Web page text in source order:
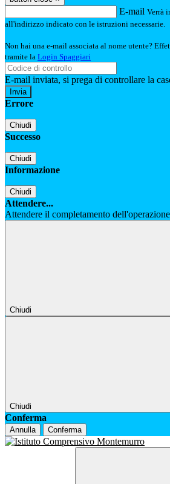
E-mail Verrà
all'indirizzo indicato con le istruzioni necessarie.
Non hai una e-mail associata al nome utente?
tramite la Login Spaggiari
E-mail inviata, si prega di controllare la
Errore
Chiudi
Successo
Chiudi
Informazione
Chiudi
Attendere...
Attendere il completamento
Chiudi
Chiudi
Conferma
Annulla Conferma